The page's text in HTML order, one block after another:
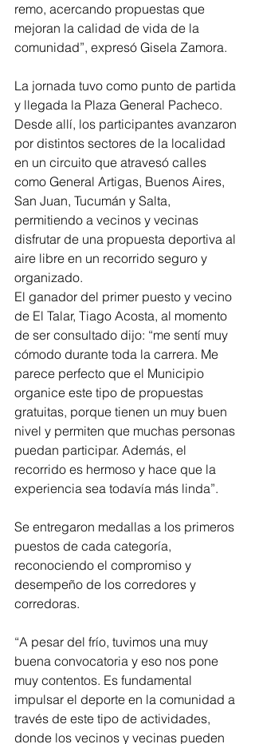
remo, acercando propuestas que
mejoran la calidad de vida de la
comunidad”, expresó Gisela Zamora.
La jornada tuvo como punto de partida
y llegada la Plaza General Pacheco.
Desde allí, los participantes avanzaron
por distintos sectores de la localidad
en un circuito que atravesó calles
como General Artigas, Buenos Aires,
San Juan, Tucumán y Salta,
permitiendo a vecinos y vecinas
disfrutar de una propuesta deportiva al
aire libre en un recorrido seguro y
organizado.
El ganador del primer puesto y vecino
de El Talar, Tiago Acosta, al momento
de ser consultado dijo: “me sentí muy
cómodo durante toda la carrera. Me
parece perfecto que el Municipio
organice este tipo de propuestas
gratuitas, porque tienen un muy buen
nivel y permiten que muchas personas
puedan participar. Además, el
recorrido es hermoso y hace que la
experiencia sea todavía más linda”.
Se entregaron medallas a los primeros
puestos de cada categoría,
reconociendo el compromiso y
desempeño de los corredores y
corredoras.
“A pesar del frío, tuvimos una muy
buena convocatoria y eso nos pone
muy contentos. Es fundamental
impulsar el deporte en la comunidad a
través de este tipo de actividades,
donde los vecinos y vecinas pueden